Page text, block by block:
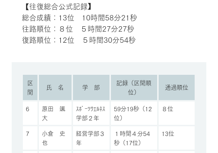
【往復総合公式記録】
総合成績：13位 10時間58分21秒
往路順位：８位 ５時間27分27秒
復路順位：12位 ５時間30分54秒
区
間
氏 名 学 部
記録（区間順
位）
通過順位
6
原田 颯
大
ｽﾎﾟｰﾂｳｴﾙﾈｽ
学部２年
59分19秒（12
位）
８位
7
小倉 史
也
経営学部３
年
１時間４分54
秒（17位）
13位